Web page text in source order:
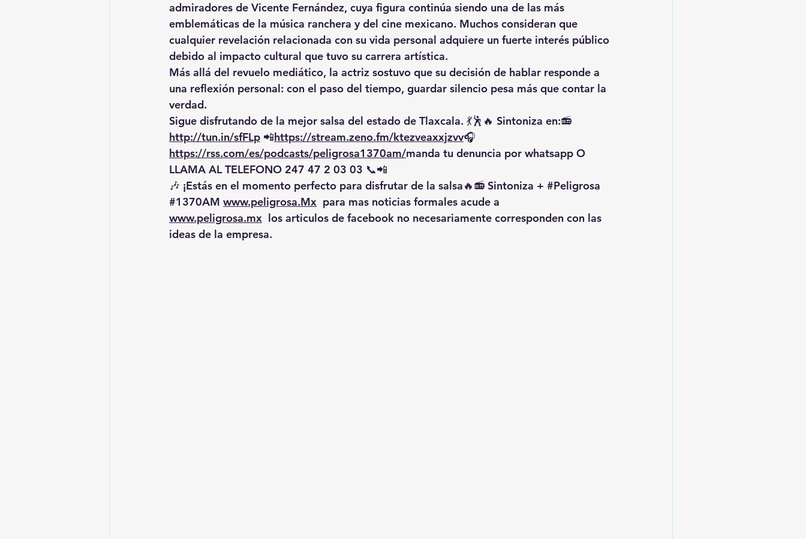
admiradores de Vicente Fernández, cuya figura continúa siendo una de las más
emblemáticas de la música ranchera y del cine mexicano. Muchos consideran que
cualquier revelación relacionada con su vida personal adquiere un fuerte interés público
debido al impacto cultural que tuvo su carrera artística.
Más allá del revuelo mediático, la actriz sostuvo que su decisión de hablar responde a
una reflexión personal: con el paso del tiempo, guardar silencio pesa más que contar la
verdad.
Sigue disfrutando de la mejor salsa del estado de Tlaxcala. 💃🕺🔥 Sintoniza en:📻
http://tun.in/sfFLp 📲https://stream.zeno.fm/ktezveaxxjzvv🎧
https://rss.com/es/podcasts/peligrosa1370am/manda tu denuncia por whatsapp O
LLAMA AL TELEFONO 247 47 2 03 03 📞📲
🎶 ¡Estás en el momento perfecto para disfrutar de la salsa🔥📻 Sintoniza + #Peligrosa
#1370AM www.peligrosa.Mx para mas noticias formales acude a
www.peligrosa.mx los articulos de facebook no necesariamente corresponden con las
ideas de la empresa.